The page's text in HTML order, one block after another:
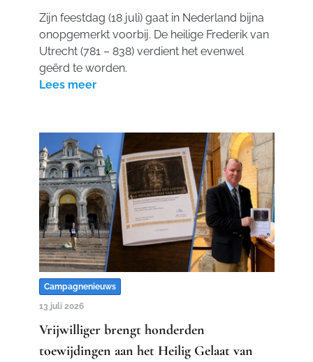
Zijn feestdag (18 juli) gaat in Nederland bijna
onopgemerkt voorbij. De heilige Frederik van
Utrecht (781 – 838) verdient het evenwel
geërd te worden.
Lees meer
Campagnenieuws
13 juli 2026
Vrijwilliger brengt honderden
toewijdingen aan het Heilig Gelaat van